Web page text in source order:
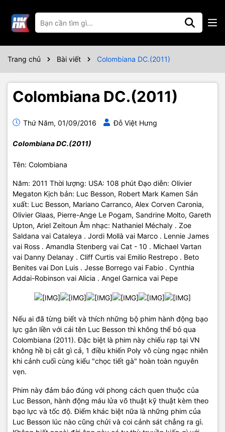
Trang chủ Bài viết Colombiana DC.(2011)
Colombiana DC.(2011)
Thứ Năm, 01/09/2016 Đỗ Việt Hưng
Colombiana DC.(2011)
Tên: Colombiana
Năm: 2011 Thời lượng: USA: 108 phút Đạo diễn: Olivier
Megaton Kịch bản: Luc Besson, Robert Mark Kamen Sản
xuất: Luc Besson, Mariano Carranco, Alex Corven Caronia,
Olivier Glaas, Pierre-Ange Le Pogam, Sandrine Molto, Gareth
Upton, Ariel Zeitoun Âm nhạc: Nathaniel Méchaly . Zoe
Saldana vai Cataleya . Jordi Mollà vai Marco . Lennie James
vai Ross . Amandla Stenberg vai Cat - 10 . Michael Vartan
vai Danny Delanay . Cliff Curtis vai Emilio Restrepo . Beto
Benites vai Don Luis . Jesse Borrego vai Fabio . Cynthia
Addai-Robinson vai Alicia . Angel Garnica vai Pepe
Nếu ai đã từng biết và thích những bộ phim hành động bạo
lực gắn liền với cái tên Luc Besson thì không thể bỏ qua
Colombiana (2011). Đặc biệt là phim này chiếu rạp tại VN
không hề bị cắt gì cả, 1 điều khiến Poly vô cùng ngạc nhiên
khi cảnh cuối cùng kiểu "chọc tiết gà" hoàn toàn nguyên
vẹn.
Phim này đảm bảo đúng với phong cách quen thuộc của
Luc Besson, hành động máu lửa võ thuật kỹ thuật kèm theo
bạo lực và tốc độ. Điểm khác biệt nữa là những phim của
Luc Besson lúc nào cũng chửi và coi cảnh sát chẳng ra gì.